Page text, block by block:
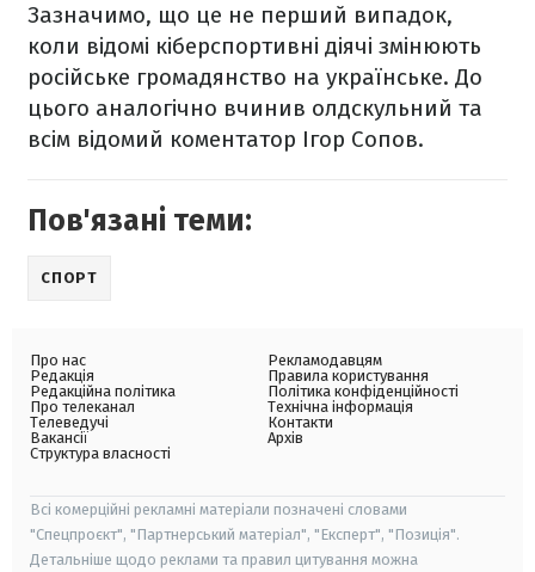
Зазначимо, що це не перший випадок,
коли відомі кіберспортивні діячі змінюють
російське громадянство на українське. До
цього аналогічно вчинив олдскульний та
всім відомий коментатор Ігор Сопов.
Пов'язані теми:
СПОРТ
Про нас
Редакція
Редакційна політика
Про телеканал
Телеведучі
Вакансії
Структура власності
Рекламодавцям
Правила користування
Політика конфіденційності
Технічна інформація
Контакти
Архів
Всі комерційні рекламні матеріали позначені словами
"Спецпроєкт", "Партнерський матеріал", "Експерт", "Позиція".
Детальніше щодо реклами та правил цитування можна